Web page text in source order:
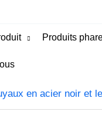
Produits
en acier noir et